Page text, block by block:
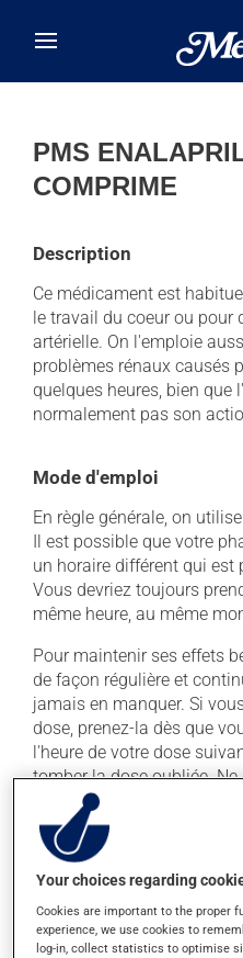
PMS
COMPRIME
Description
Ce médicament est
le travail du coeur ou pour
artérielle. On l'emploie
problèmes rénaux causés
quelques heures, bien que
normalement pas son
Mode d'emploi
En règle générale, on
Il est possible que votre
un horaire différent qui est
Vous devriez toujours
même heure, au même
Pour maintenir ses effets
de façon régulière et
jamais en manquer. Si
dose, prenez-la dès que
l'heure de votre dose
tomber la dose oubliée.
suivante pour tenter de
Ce médicament peut être
sans égard aux repas ou
Effets indésirables
Your choices regarding
Cookies are important to the proper
experience, we use cookies to
log-in, collect statistics to optimise